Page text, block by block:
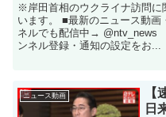
※岸田首相のウクライナ訪問に
います。 ■最新のニュース動画
ネルでも配信中→ @ntv_news
ンネル登録・通知の設定をお...
ニュース動画
【
日